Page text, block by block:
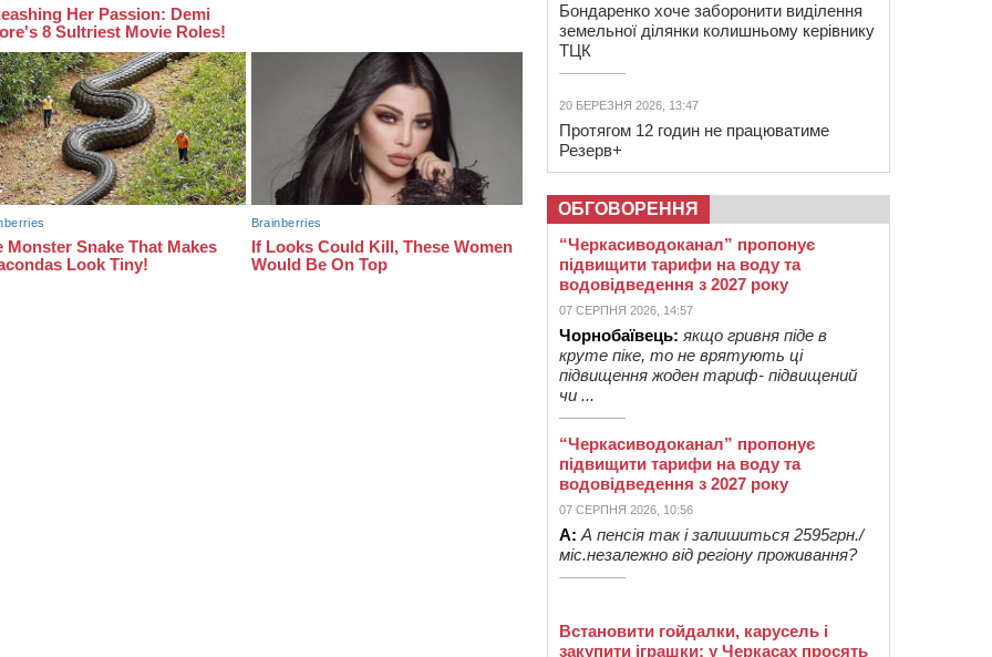
Бондаренко хоче заборонити виділення
земельної ділянки колишньому керівнику
ТЦК
20 БЕРЕЗНЯ 2026, 13:47
Протягом 12 годин не працюватиме
Резерв+
ОБГОВОРЕННЯ
“Черкасиводоканал” пропонує
підвищити тарифи на воду та
водовідведення з 2027 року
07 СЕРПНЯ 2026, 14:57
Чорнобаївець: якщо гривня піде в
круте піке, то не врятують ці
підвищення жоден тариф- підвищений
чи ...
“Черкасиводоканал” пропонує
підвищити тарифи на воду та
водовідведення з 2027 року
07 СЕРПНЯ 2026, 10:56
А: А пенсія так і залишиться 2595грн./
міс.незалежно від регіону проживання?
Встановити гойдалки, карусель і
закупити іграшки: у Черкасах просять